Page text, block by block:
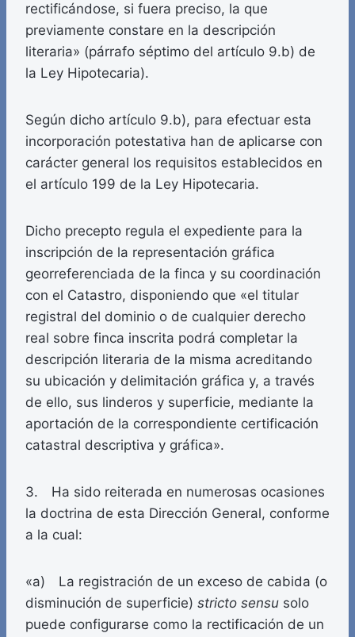
rectificándose, si fuera preciso, la que
previamente constare en la descripción
literaria» (párrafo séptimo del artículo 9.b) de
la Ley Hipotecaria).
Según dicho artículo 9.b), para efectuar esta
incorporación potestativa han de aplicarse con
carácter general los requisitos establecidos en
el artículo 199 de la Ley Hipotecaria.
Dicho precepto regula el expediente para la
inscripción de la representación gráfica
georreferenciada de la finca y su coordinación
con el Catastro, disponiendo que «el titular
registral del dominio o de cualquier derecho
real sobre finca inscrita podrá completar la
descripción literaria de la misma acreditando
su ubicación y delimitación gráfica y, a través
de ello, sus linderos y superficie, mediante la
aportación de la correspondiente certificación
catastral descriptiva y gráfica».
3. Ha sido reiterada en numerosas ocasiones
la doctrina de esta Dirección General, conforme
a la cual:
«a) La registración de un exceso de cabida (o
disminución de superficie) stricto sensu solo
puede configurarse como la rectificación de un